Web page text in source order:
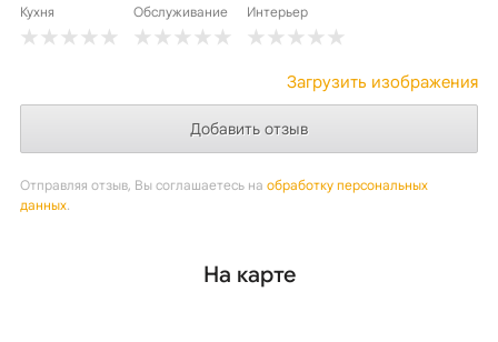
Кухня Обслуживание Интерьер